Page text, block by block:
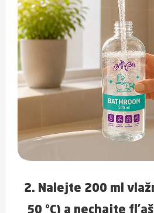
2. Nalejte 200 ml
50 °C) a nechajte